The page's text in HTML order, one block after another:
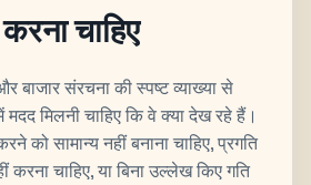
चाहिए
बाजार संरचना की स्पष्ट व्याख्या से
मिलनी चाहिए कि वे क्या देख रहे हैं।
को सामान्य नहीं बनाना चाहिए, प्रगति
चाहिए, या बिना उल्लेख किए गति